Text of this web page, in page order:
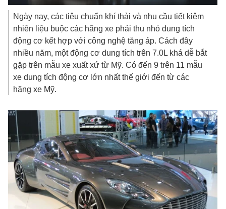
Ngày nay, các tiêu chuẩn khí thải và nhu cầu tiết kiệm
nhiên liệu buộc các hãng xe phải thu nhỏ dung tích
động cơ kết hợp với công nghệ tăng áp. Cách đây
nhiều năm, một động cơ dung tích trên 7.0L khá dễ bắt
gặp trên mẫu xe xuất xứ từ Mỹ. Có đến 9 trên 11 mẫu
xe dung tích động cơ lớn nhất thế giới đến từ các
hãng xe Mỹ.